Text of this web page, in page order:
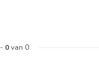
- 0van 0